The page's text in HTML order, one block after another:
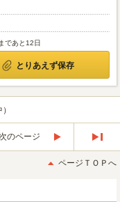
であと12日
とりあえず保存
次のページ
後
ページＴＯＰへ